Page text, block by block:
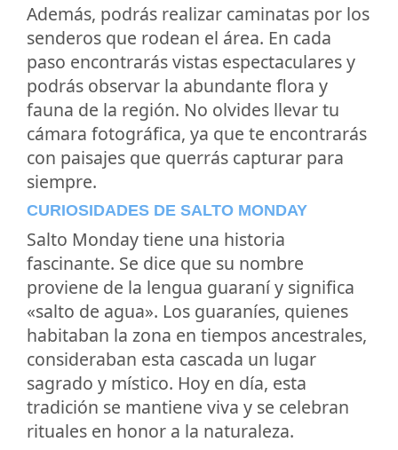
Además, podrás realizar caminatas por los
senderos que rodean el área. En cada
paso encontrarás vistas espectaculares y
podrás observar la abundante flora y
fauna de la región. No olvides llevar tu
cámara fotográfica, ya que te encontrarás
con paisajes que querrás capturar para
siempre.
CURIOSIDADES DE SALTO MONDAY
Salto Monday tiene una historia
fascinante. Se dice que su nombre
proviene de la lengua guaraní y significa
«salto de agua». Los guaraníes, quienes
habitaban la zona en tiempos ancestrales,
consideraban esta cascada un lugar
sagrado y místico. Hoy en día, esta
tradición se mantiene viva y se celebran
rituales en honor a la naturaleza.